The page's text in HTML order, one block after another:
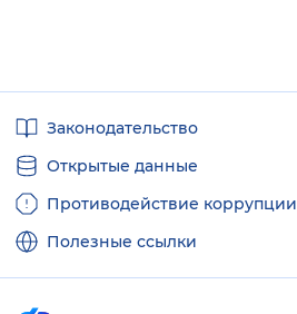
ссылкиЗаконодательство
Открытые данные
Противодействие коррупции
Полезные ссылки